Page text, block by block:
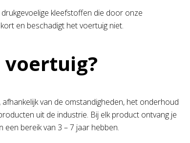
kleefstoffen die door onze
en beschadigt het voertuig niet.
van de omstandigheden, het onderhoud
uit de industrie. Bij elk product ontvang je
bereik van 3 – 7 jaar hebben.